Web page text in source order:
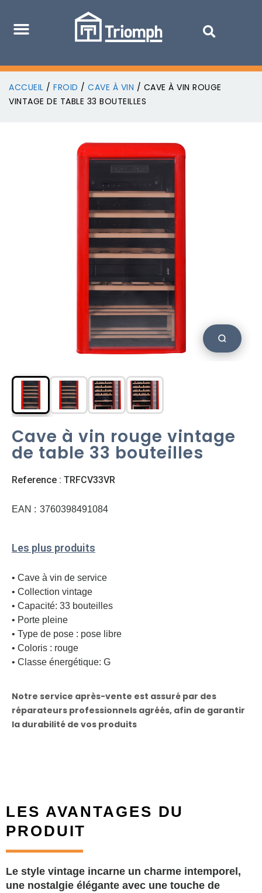
ACCUEIL / FROID / CAVE À VIN / CAVE À VIN ROUGE
VINTAGE DE TABLE 33 BOUTEILLES
Cave à vin rouge vintage
de table 33 bouteilles
Reference : TRFCV33VR
EAN : 3760398491084
Les plus produits
• Cave à vin de service
• Collection vintage
• Capacité: 33 bouteilles
• Porte pleine
• Type de pose : pose libre
• Coloris : rouge
• Classe énergétique: G
Notre service après-vente est assuré par des
réparateurs professionnels agréés, afin de garantir
la durabilité de vos produits
LES AVANTAGES DU
PRODUIT
Le style vintage incarne un charme intemporel,
une nostalgie élégante avec une touche de